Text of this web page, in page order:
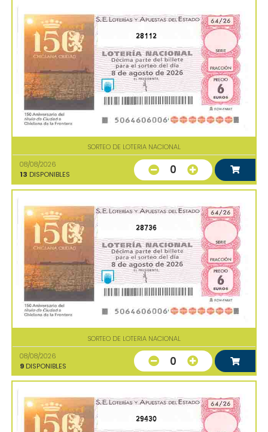
28112
SORTEO DE LOTERIA NACIONAL
08/08/2026
13 DISPONIBLES 0
28736
SORTEO DE LOTERIA NACIONAL
08/08/2026
9 DISPONIBLES 0
29430